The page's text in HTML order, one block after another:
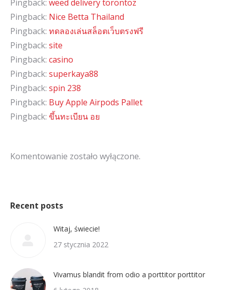
Pingback: weed delivery torontoz
Pingback: Nice Betta Thailand
Pingback: ทดลองเล่นสล็อตเว็บตรงฟรี
Pingback: site
Pingback: casino
Pingback: superkaya88
Pingback: spin 238
Pingback: Buy Apple Airpods Pallet
Pingback: ขึ้นทะเบียน อย
Komentowanie zostało wyłączone.
Recent posts
Witaj, świecie!
27 stycznia 2022
Vivamus blandit from odio a porttitor porttitor